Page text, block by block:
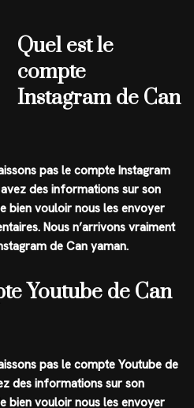
Quel est le
compte
Instagram de Can
pas le compte Instagram
des informations sur son
bien vouloir nous les envoyer
Nous n’arrivons vraiment
de Can yaman.
Youtube de Can
pas le compte Youtube de
des informations sur son
bien vouloir nous les envoyer